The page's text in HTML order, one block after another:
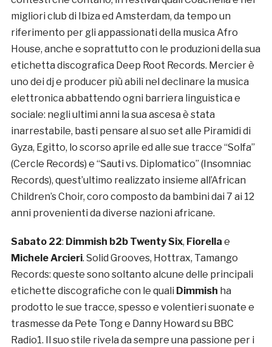
migliori club di Ibiza ed Amsterdam, da tempo un
riferimento per gli appassionati della musica Afro
House, anche e soprattutto con le produzioni della sua
etichetta discografica Deep Root Records. Mercier è
uno dei dj e producer più abili nel declinare la musica
elettronica abbattendo ogni barriera linguistica e
sociale: negli ultimi anni la sua ascesa è stata
inarrestabile, basti pensare al suo set alle Piramidi di
Gyza, Egitto, lo scorso aprile ed alle sue tracce “Solfa”
(Cercle Records) e “Sauti vs. Diplomatico” (Insomniac
Records), quest’ultimo realizzato insieme all’African
Children’s Choir, coro composto da bambini dai 7 ai 12
anni provenienti da diverse nazioni africane.
Sabato 22: Dimmish b2b Twenty Six, Fiorella e
Michele Arcieri. Solid Grooves, Hottrax, Tamango
Records: queste sono soltanto alcune delle principali
etichette discografiche con le quali Dimmish ha
prodotto le sue tracce, spesso e volentieri suonate e
trasmesse da Pete Tong e Danny Howard su BBC
Radio1. Il suo stile rivela da sempre una passione per i